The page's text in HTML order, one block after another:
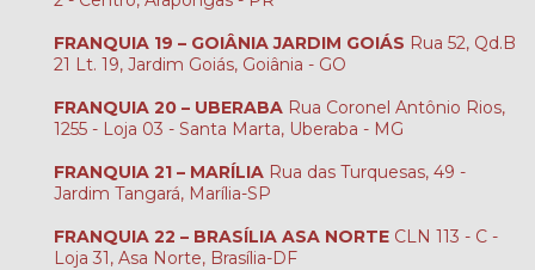
FRANQUIA 19 – GOIÂNIA JARDIM GOIÁS Rua 52, Qd.B
21 Lt. 19, Jardim Goiás, Goiânia - GO
FRANQUIA 20 – UBERABA Rua Coronel Antônio Rios,
1255 - Loja 03 - Santa Marta, Uberaba - MG
FRANQUIA 21 – MARÍLIA Rua das Turquesas, 49 -
Jardim Tangará, Marília-SP
FRANQUIA 22 – BRASÍLIA ASA NORTE CLN 113 - C -
Loja 31, Asa Norte, Brasília-DF